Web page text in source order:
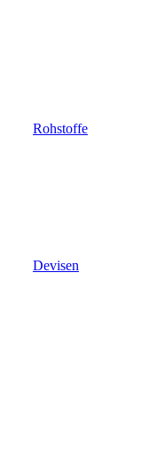
Rohstoffe
Devisen